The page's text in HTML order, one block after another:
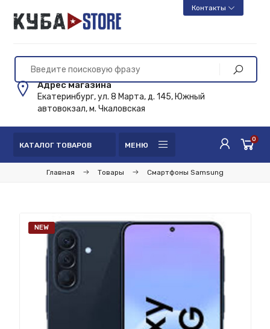
Контакты
Адрес магазина
Екатеринбург, ул. 8 Марта, д. 145, Южный
автовокзал, м. Чкаловская
КАТАЛОГ ТОВАРОВ МЕНЮ
0
Главная Товары Смартфоны Samsung
NEW